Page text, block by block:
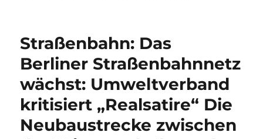
Straßenbahn: Das
Berliner Straßenbahnnetz
wächst: Umweltverband
kritisiert „Realsatire“ Die
Neubaustrecke zwischen